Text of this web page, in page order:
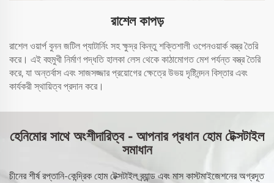
রাশেল কাপড়
রাশেল ওয়ার্প বুনন জটিল প্যাটার্নিং সহ ক্ষুদ্র কিন্তু শক্তিশালী ওপেনওয়ার্ক বস্ত্র তৈরি
করে। এই বহুমুখী নির্মাণ পদ্ধতি হালকা লেস থেকে কাঠামোগত মেশ পর্যন্ত বস্ত্র তৈরি
করে, যা অন্তর্বাস এবং সাজসজ্জার প্রয়োগের ক্ষেত্রে উভয় দৃষ্টিনন্দন বিস্তার এবং
কার্যকরী স্থায়িত্ব প্রদান করে।
হেনিমোর সাথে অংশীদারিত্ব - আপনার প্রধান হোম টেক্সটাইল
সমাধান
চীনের শীর্ষ রপ্তানি-কেন্দ্রিক হোম টেক্সটাইল ব্র্যান্ড এবং মাস কাস্টমাইজেশনের অগ্রদূত